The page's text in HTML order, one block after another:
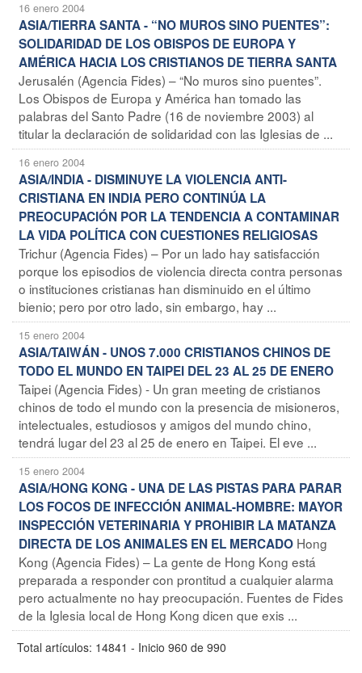
16 enero 2004
ASIA/TIERRA SANTA - “NO MUROS SINO PUENTES”:
SOLIDARIDAD DE LOS OBISPOS DE EUROPA Y
AMÉRICA HACIA LOS CRISTIANOS DE TIERRA SANTA
Jerusalén (Agencia Fides) – “No muros sino puentes”.
Los Obispos de Europa y América han tomado las
palabras del Santo Padre (16 de noviembre 2003) al
titular la declaración de solidaridad con las Iglesias de ...
16 enero 2004
ASIA/INDIA - DISMINUYE LA VIOLENCIA ANTI-
CRISTIANA EN INDIA PERO CONTINÚA LA
PREOCUPACIÓN POR LA TENDENCIA A CONTAMINAR
LA VIDA POLÍTICA CON CUESTIONES RELIGIOSAS
Trichur (Agencia Fides) – Por un lado hay satisfacción
porque los episodios de violencia directa contra personas
o instituciones cristianas han disminuido en el último
bienio; pero por otro lado, sin embargo, hay ...
15 enero 2004
ASIA/TAIWÁN - UNOS 7.000 CRISTIANOS CHINOS DE
TODO EL MUNDO EN TAIPEI DEL 23 AL 25 DE ENERO
Taipei (Agencia Fides) - Un gran meeting de cristianos
chinos de todo el mundo con la presencia de misioneros,
intelectuales, estudiosos y amigos del mundo chino,
tendrá lugar del 23 al 25 de enero en Taipei. El eve ...
15 enero 2004
ASIA/HONG KONG - UNA DE LAS PISTAS PARA PARAR
LOS FOCOS DE INFECCIÓN ANIMAL-HOMBRE: MAYOR
INSPECCIÓN VETERINARIA Y PROHIBIR LA MATANZA
DIRECTA DE LOS ANIMALES EN EL MERCADO Hong
Kong (Agencia Fides) – La gente de Hong Kong está
preparada a responder con prontitud a cualquier alarma
pero actualmente no hay preocupación. Fuentes de Fides
de la Iglesia local de Hong Kong dicen que exis ...
Total artículos: 14841 - Inicio 960 de 990